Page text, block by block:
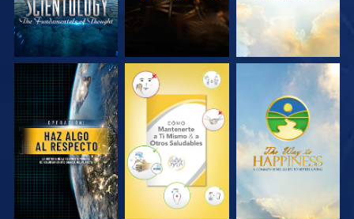
VE VE VE